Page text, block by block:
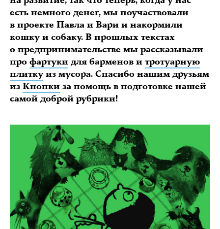
есть немного денег, мы поучаствовали
в проекте Павла и Вари и накормили
кошку и собаку. В прошлых текстах
о предпринимательстве мы рассказывали
про фартуки для барменов и тротуарную
плиткуиз мусора. Спасибо нашим друзьям
из Кнопки за помощь в подготовке нашей
самой доброй рубрики!